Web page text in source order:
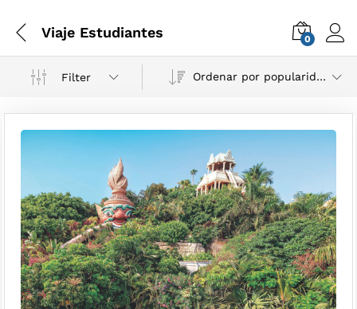
Viaje Estudiantes 0
Filter Ordenar por popularidad